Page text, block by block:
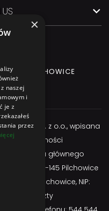
145 PILCHOWICE
064
Atexbud Sp. z o.o., wpisana
o Działalności
miejsca głównego
3; 44-145 Pilchowice
44-145 Pilchowice, NIP:
adres poczty
×
naszej
i
je z
przez